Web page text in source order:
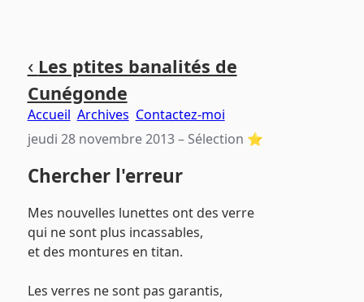
contenu
principal
menu
principal
page
‹ Les ptites banalités de
Cunégonde
Accueil Archives Contactez-moi
jeudi 28 novembre 2013– Sélection ⭐️
Chercher l'erreur
Mes nouvelles lunettes ont des verre
qui ne sont plus incassables,
et des montures en titan.
Les verres ne sont pas garantis,